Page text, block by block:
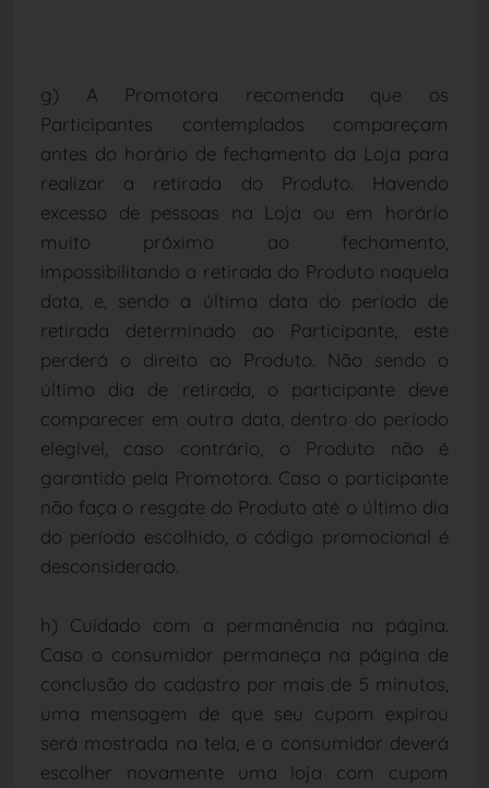
g) A Promotora recomenda que os
Participantes contemplados compareçam
antes do horário de fechamento da Loja para
realizar a retirada do Produto. Havendo
excesso de pessoas na Loja ou em horário
muito próximo ao fechamento,
impossibilitando a retirada do Produto naquela
data, e, sendo a última data do período de
retirada determinado ao Participante, este
perderá o direito ao Produto. Não sendo o
último dia de retirada, o participante deve
comparecer em outra data, dentro do período
elegível, caso contrário, o Produto não é
garantido pela Promotora. Caso o participante
não faça o resgate do Produto até o último dia
do período escolhido, o código promocional é
desconsiderado.
h) Cuidado com a permanência na página.
Caso o consumidor permaneça na página de
conclusão do cadastro por mais de 5 minutos,
uma mensagem de que seu cupom expirou
será mostrada na tela, e o consumidor deverá
escolher novamente uma loja com cupom